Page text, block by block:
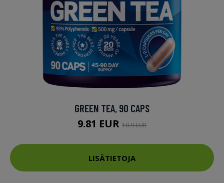
GREEN TEA, 90 CAPS
9.81 EUR 10.9 EUR
LISÄTIETOJA